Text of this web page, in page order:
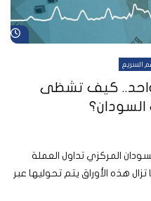
السريع
كيف تشظى
بنك السودان المركزي تداول العملة
هذه الأوراق يتم تحوليها عبر